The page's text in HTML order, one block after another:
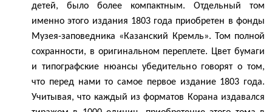
детей, было более компактным. Отдельный том
именно этого издания 1803 года приобретен в фонды
Музея-заповедника «Казанский Кремль». Том полной
сохранности, в оригинальном переплете. Цвет бумаги
и типографские нюансы убедительно говорят о том,
что перед нами то самое первое издание 1803 года.
Учитывая, что каждый из форматов Корана издавался